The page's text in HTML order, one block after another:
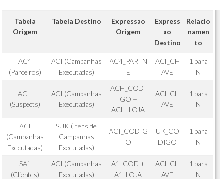
Tabela
Origem
Tabela Destino
Expressao
Origem
Express
ao
Destino
Relacio
namen
to
AC4
(Parceiros)
ACI (Campanhas
Executadas)
AC4_PARTN
E
ACI_CH
AVE
1 para
N
ACH
(Suspects)
ACI (Campanhas
Executadas)
ACH_CODI
GO +
ACH_LOJA
ACI_CH
AVE
1 para
N
ACI
(Campanhas
Executadas)
SUK (Itens de
Campanhas
Executadas)
ACI_CODIG
O
UK_CO
DIGO
1 para
N
SA1
(Clientes)
ACI (Campanhas
Executadas)
A1_COD +
A1_LOJA
ACI_CH
AVE
1 para
N